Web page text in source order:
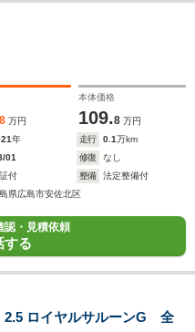
8 万円
本体価格
109.8 万円
年 走行 0.1万km
01 修復
なし
付 整備
法定整備付
県広島市安佐北区
認・見積依頼
する
ロイヤルサルーンG 全